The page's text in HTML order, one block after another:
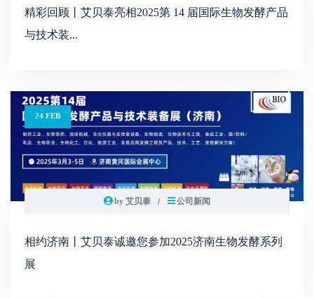
精彩回顾丨艾贝泰亮相2025第 14 届国际生物发酵产品
与技术装...
24 FEB
by 艾贝泰 公司新闻
相约济南丨艾贝泰诚邀您参加2025济南生物发酵系列
展